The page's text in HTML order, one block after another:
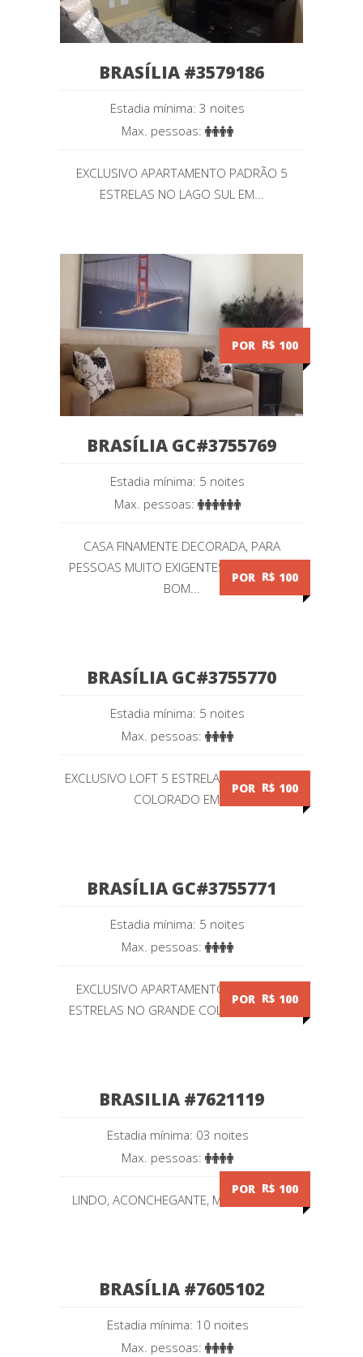
BRASÍLIA #3579186
Estadia mínima: 3 noites
Max. pessoas:
EXCLUSIVO APARTAMENTO PADRÃO 5
ESTRELAS NO LAGO SUL EM...
POR R$ 100
BRASÍLIA GC#3755769
Estadia mínima: 5 noites
Max. pessoas:
CASA FINAMENTE DECORADA, PARA
PESSOAS MUITO EXIGENTES E DE MUITO
BOM...
POR R$ 100
BRASÍLIA GC#3755770
Estadia mínima: 5 noites
Max. pessoas:
EXCLUSIVO LOFT 5 ESTRELAS NO GRANDE
COLORADO EM...
POR R$ 100
BRASÍLIA GC#3755771
Estadia mínima: 5 noites
Max. pessoas:
EXCLUSIVO APARTAMENTO PADRÃO 5
ESTRELAS NO GRANDE COLORADO EM...
POR R$ 100
BRASILIA #7621119
Estadia mínima: 03 noites
Max. pessoas:
LINDO, ACONCHEGANTE, MODERNO E...
POR R$ 100
BRASÍLIA #7605102
Estadia mínima: 10 noites
Max. pessoas: